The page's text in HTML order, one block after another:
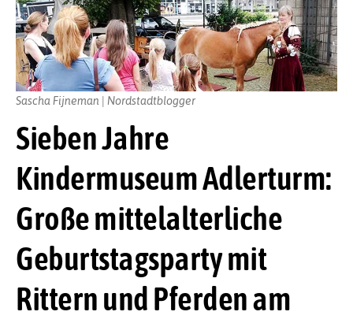
Sieben Jahre
Kindermuseum Adlerturm:
Große mittelalterliche
Geburtstagsparty mit
Rittern und Pferden am
Sascha Fijneman | Nordstadtblogger